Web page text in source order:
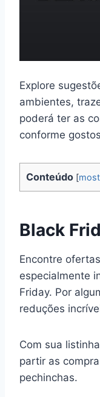
Explore
ambientes,
poderá ter as
conforme
Conteúdo [
Black
Encontre
especialmente
Friday. Por
reduções
Com sua
partir as
pechinchas.